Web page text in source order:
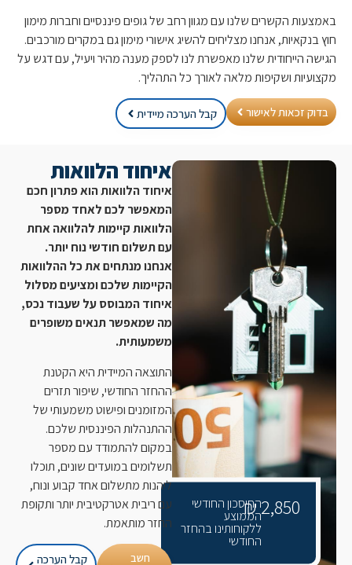
הקשרים שלנו עם מגוון רחב של גופים פיננסיים וחברות מימון
אנחנו מצליחים להשיג אישורי מימון גם במקרים מורכבים.
הייחודית שלנו מאפשרת לנו לספק מענה מהיר ויעיל, עם דגש על
ושקיפות מלאה לאורך כל התהליך.
זכאות לאישור קבל הערכה מיידית
2,850 ₪החיסכון החודשי
הממוצע
ללקוחותינו בהחזר
איחוד הלוואות
איחוד הלוואות הוא פתרון חכם
המאפשר לכם לאחד מספר
הלוואות קיימות להלוואה אחת
עם תשלום חודשי נוח יותר.
אנחנו מנתחים את כל ההלוואות
הקיימות שלכם ומציעים מסלול
איחוד המבוסס על שעבוד נכס,
מה שמאפשר תנאים משופרים
משמעותית.
התוצאה המיידית היא הקטנת
ההחזר החודשי, שיפור תזרים
המזומנים ופישוט משמעותי של
ההתנהלות הפיננסית שלכם.
במקום להתמודד עם מספר
תשלומים במועדים שונים, תוכלו
ליהנות מתשלום אחד קבוע ונוח,
עם ריבית אטרקטיבית יותר ותקופת
החזר מותאמת.
חשב קבל הערכה